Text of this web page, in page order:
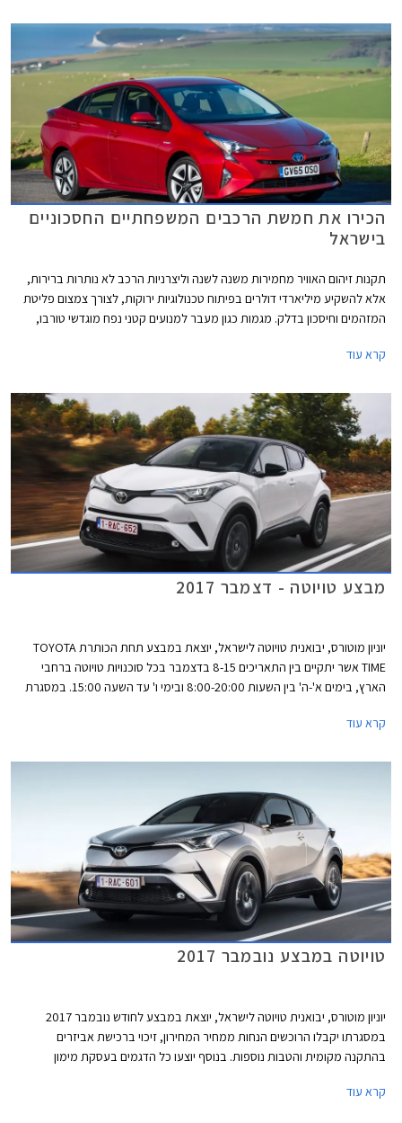
הכירו את חמשת הרכבים המשפחתיים החסכוניים
בישראל
תקנות זיהום האוויר מחמירות משנה לשנה וליצרניות הרכב לא נותרות ברירות,
אלא להשקיע מיליארדי דולרים בפיתוח טכנולוגיות ירוקות, לצורך צמצום פליטת
המזהמים וחיסכון בדלק. מגמות כגון מעבר למנועים קטני נפח מוגדשי טורבו,
מפיתוחי תעשיית הרכב בתחום החיסכון באנרגיה. המגמות האחרונות תרות אחר
חשמלית באמצעות סוללה נטענת. רכבים היברידיים המשלבים בין מנוע בעירה
פנימית ומנוע חשמלי, מהווים טכנולוגיית ביניים עד למעבר לרכב חשמלי מלא.
רכבי פלאג-אין הייברידיים לוקחים את הטכנולוגיה צעד אחד קדימה ומאפשרים
את טעינת הסוללה באמצעות רשת החשמל.
קרא עוד
מבצע טויוטה - דצמבר 2017
יוניון מוטורס, יבואנית טויוטה לישראל, יוצאת במבצע תחת הכותרת TOYOTA
TIME אשר יתקיים בין התאריכים 8-15 בדצמבר בכל סוכנויות טויוטה ברחבי
הארץ, בימים א'-ה' בין השעות 8:00-20:00 ובימי ו' עד השעה 15:00. במסגרת
1.95%, וטרייד-אין.
קרא עוד
טויוטה במבצע נובמבר 2017
יוניון מוטורס, יבואנית טויוטה לישראל, יוצאת במבצע לחודש נובמבר 2017
במסגרתו יקבלו הרוכשים הנחות ממחיר המחירון, זיכוי ברכישת אביזרים
בהתקנה מקומית והטבות נוספות. בנוסף יוצעו כל הדגמים בעסקת מימון
תקף עד 30.11.2017.
קרא עוד